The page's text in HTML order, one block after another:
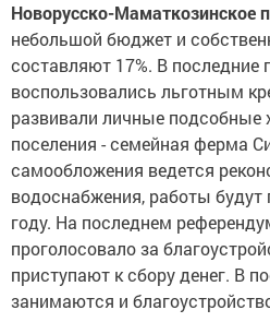
Новорусско-Маматкозинское
небольшой бюджет и
составляют 17%. В последние
воспользовались льготным
развивали личные подсобные
поселения - семейная ферма
самообложения ведется
водоснабжения, работы
году. На последнем
проголосовало за
приступают к сбору денег. В
занимаются и